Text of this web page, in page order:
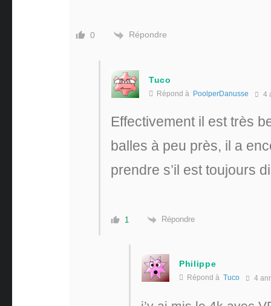
0 Répondre
Tuco
Répond à PoolperDanusse 4
Effectivement il est très
balles à peu près, il a
prendre s’il est toujours
1 Répondre
Philippe
Répond à Tuco 4